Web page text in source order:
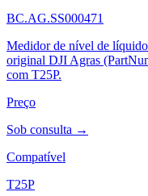
BC.AG.SS000471
Medidor de nível de
original DJI Agras
com T25P.
Preço
Sob consulta →
Compatível
T25P